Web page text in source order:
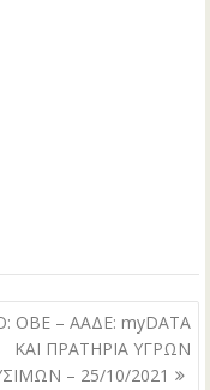
ΟΒΕ – ΑΑΔΕ: myDATA
ΚΑΙ ΠΡΑΤΗΡΙΑ ΥΓΡΩΝ
– 25/10/2021